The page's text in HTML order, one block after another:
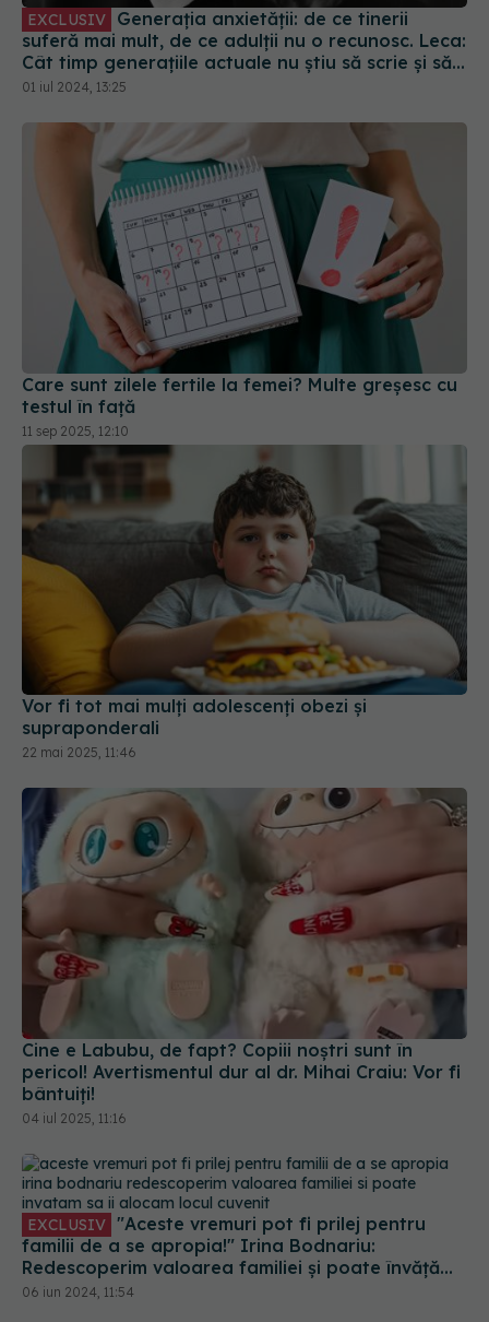
EXCLUSIV
suferă mai mult, de ce adulții nu o recunosc. Leca:
Cât timp generațiile actuale nu știu să scrie și să
citească în limba română, lupta e la poli diferiți
01 iul 2024, 13:25
Care sunt zilele fertile la femei? Multe greșesc cu
testul în față
11 sep 2025, 12:10
Vor fi tot mai mulți adolescenți obezi şi
supraponderali
22 mai 2025, 11:46
Cine e Labubu, de fapt? Copiii noștri sunt în
pericol! Avertismentul dur al dr. Mihai Craiu: Vor fi
bântuiți!
04 iul 2025, 11:16
EXCLUSIV
familii de a se apropia!" Irina Bodnariu:
Redescoperim valoarea familiei și poate învățăm
să îi alocăm locul cuvenit
06 iun 2024, 11:54